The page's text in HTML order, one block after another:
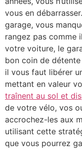
vous en
garage, vous
rangez pas comme
votre voiture, le
bon coin de
il vous faut libérer
mettant en valeur
traînent au sol et
de votre vélo, vos
accrochez-les aux
utilisant cette
que vous pourrez